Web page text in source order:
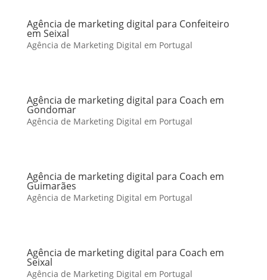
Agência de marketing digital para Confeiteiro
em Seixal
Agência de Marketing Digital em Portugal
Agência de marketing digital para Coach em
Gondomar
Agência de Marketing Digital em Portugal
Agência de marketing digital para Coach em
Guimarães
Agência de Marketing Digital em Portugal
Agência de marketing digital para Coach em
Seixal
Agência de Marketing Digital em Portugal